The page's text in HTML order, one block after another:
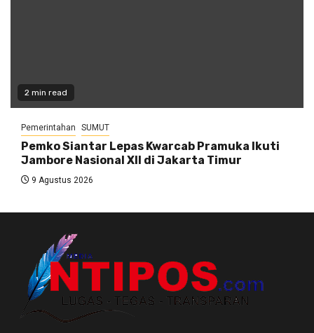
2 min read
Pemerintahan SUMUT
Pemko Siantar Lepas Kwarcab Pramuka Ikuti
Jambore Nasional XII di Jakarta Timur
9 Agustus 2026